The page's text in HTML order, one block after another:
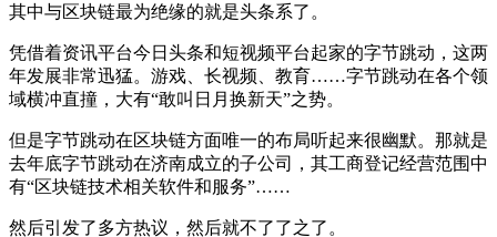
其中与区块链最为绝缘的就是头条系了。
凭借着资讯平台今日头条和短视频平台起家的字节跳动，这两
年发展非常迅猛。游戏、长视频、教育……字节跳动在各个领
域横冲直撞，大有“敢叫日月换新天”之势。
但是字节跳动在区块链方面唯一的布局听起来很幽默。那就是
去年底字节跳动在济南成立的子公司，其工商登记经营范围中
有“区块链技术相关软件和服务”……
然后引发了多方热议，然后就不了了之了。